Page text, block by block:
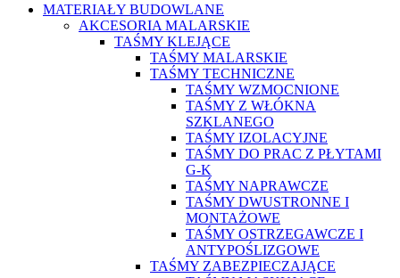
MATERIAŁY BUDOWLANE
AKCESORIA MALARSKIE
TAŚMY KLEJĄCE
TAŚMY MALARSKIE
TAŚMY TECHNICZNE
TAŚMY WZMOCNIONE
TAŚMY Z WŁÓKNA
SZKLANEGO
TAŚMY IZOLACYJNE
TAŚMY DO PRAC Z PŁYTAMI
G-K
TAŚMY NAPRAWCZE
TAŚMY DWUSTRONNE I
MONTAŻOWE
TAŚMY OSTRZEGAWCZE I
ANTYPOŚLIZGOWE
TAŚMY ZABEZPIECZAJĄCE